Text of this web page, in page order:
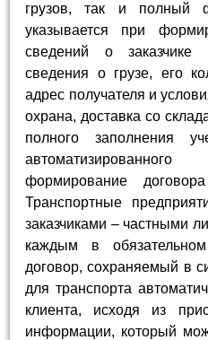
грузов, так и полный
указывается при
сведений о
сведения о грузе, его
адрес получателя и
охрана, доставка со
полного заполнения
формирование
Транспортные
заказчиками – частными
каждым в
договор, сохраняемый в
для транспорта
клиента, исходя из
информации, который